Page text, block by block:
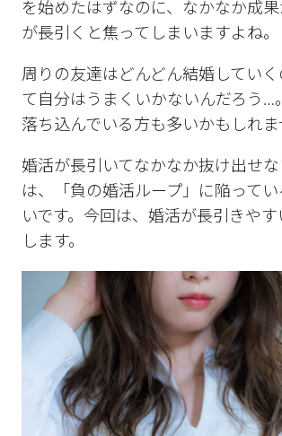
を始めたはずなのに、なかなか成
が長引くと焦ってしまいますよね。
周りの友達はどんどん結婚していく
て自分はうまくいかないんだろう…
落ち込んでいる方も多いかもしれま
婚活が長引いてなかなか抜け出せ
は、「負の婚活ループ」に陥って
いです。今回は、婚活が長引きや
します。